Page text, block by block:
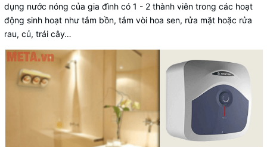
dụng nước nóng của gia đình có 1 - 2 thành viên trong các hoạt
động sinh hoạt như tắm bồn, tắm vòi hoa sen, rửa mặt hoặc rửa
rau, củ, trái cây…